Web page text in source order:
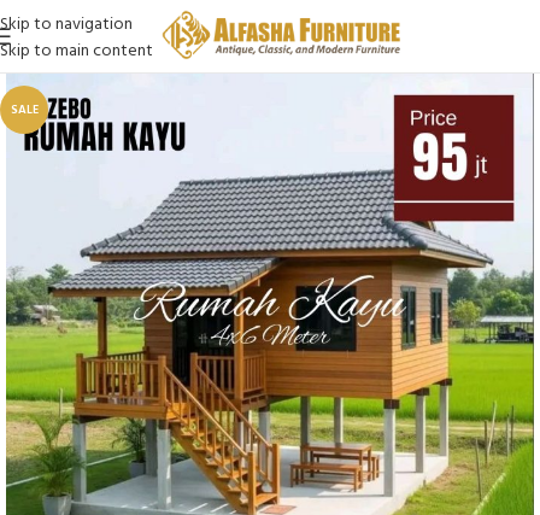
Skip to navigation
Skip to main content
SALE